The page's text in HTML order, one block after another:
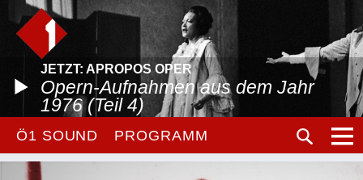
JETZT: APROPOS OPER
Opern-Aufnahmen aus dem Jahr
1976 (Teil 4)
Ö1 SOUND PROGRAMM